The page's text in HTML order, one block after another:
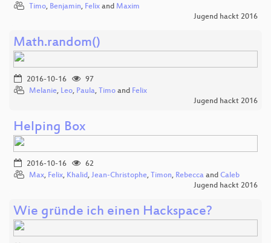
Timo, Benjamin, Felix and Maxim
Jugend hackt 2016
Math.random()
2016-10-16
97
Melanie, Leo, Paula, Timo and Felix
Jugend hackt 2016
Helping Box
2016-10-16
62
Max, Felix, Khalid, Jean-Christophe, Timon, Rebecca and Caleb
Jugend hackt 2016
Wie gründe ich einen Hackspace?